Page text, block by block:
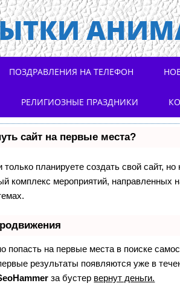
ПОЗДРАВЛЕНИЯ НА ТЕЛЕФОН
РЕЛИГИОЗНЫЕ ПРАЗДНИКИ
сайт на первые места?
планируете создать свой сайт,
комплекс мероприятий, направленных
попасть на первые места в поиске
результаты появляются уже в
за бустер вернут деньги.